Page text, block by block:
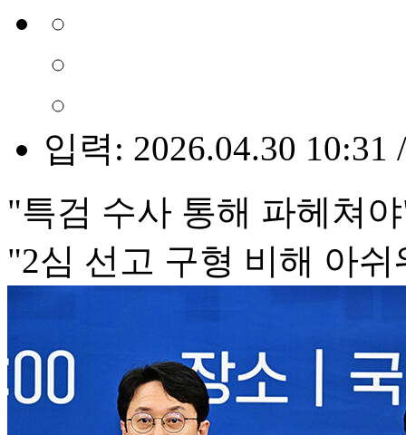
입력: 2026.04.30 10:31
"특검 수사 통해 파헤쳐
"2심 선고 구형 비해 아쉬